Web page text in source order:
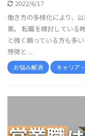
2022/6/17
働き方の多様化により、
業。 転職を検討している
と強く願っている方も多
特徴と ...
お悩み解消 キャリア